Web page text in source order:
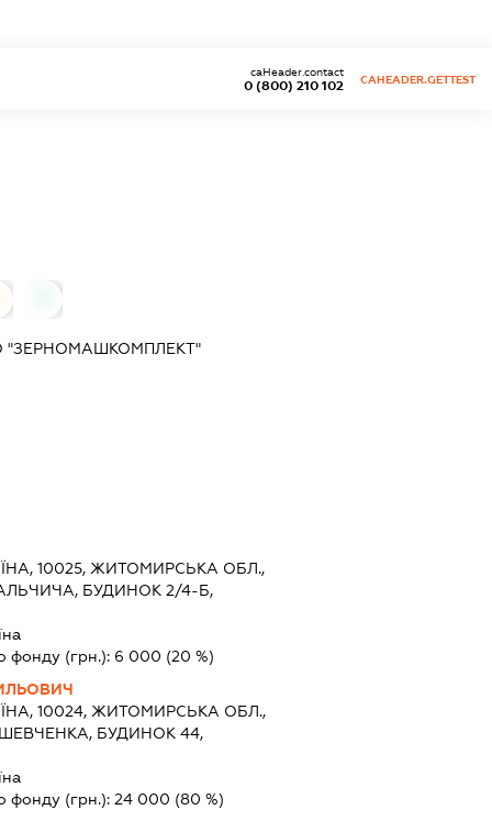
0 (800) 210 102
caHeader.contact
CAHEADER.GETTEST
"ЗЕРНОМАШКОМПЛЕКТ"
10025, ЖИТОМИРСЬКА ОБЛ.,
БУДИНОК 2/4-Б,
фонду (грн.): 6 000 (20 %)
10024, ЖИТОМИРСЬКА ОБЛ.,
БУДИНОК 44,
фонду (грн.): 24 000 (80 %)